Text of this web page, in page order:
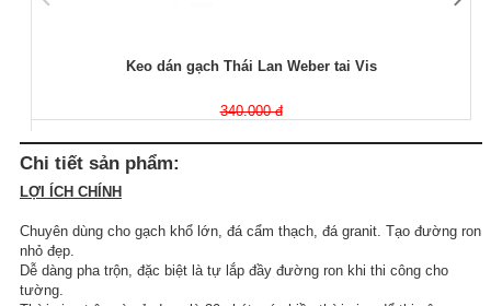
Keo dán gạch Thái Lan Weber tai Vis
340.000 đ
Chi tiết sản phẩm:
LỢI ÍCH CHÍNH
Chuyên dùng cho gạch khổ lớn, đá cẩm thạch, đá granit. Tạo đường ron
nhỏ đẹp.
Dễ dàng pha trộn, đặc biệt là tự lắp đầy đường ron khi thi công cho
tường.